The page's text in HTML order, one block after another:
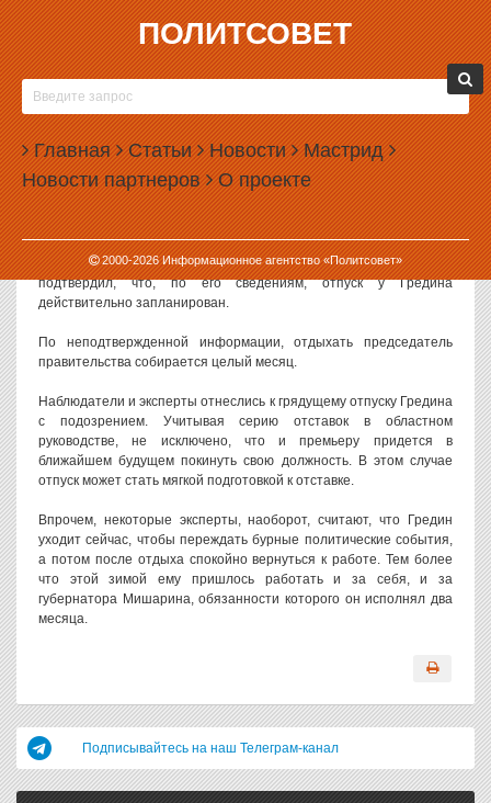
ПОЛИТСОВЕТ
Главная Статьи Новости Мастрид
Новости партнеров О проекте
2000-2026Информационное агентство «Политсовет»
13.03.2012, 18:14
АНАТОЛИЙ ГРЕДИН УХОДИТ В
ПОДОЗРИТЕЛЬНЫЙ ОТПУСК
Областной премьер Анатолий Гредин на следующей неделе
уйдет в длительный отпуск. Некоторые наблюдатели полагают,
что из отпуска он может уже не вернуться.
Официальной информации об отпуске Гредина пока нет, однако
замглавы администрации губернатора Андрей Кузнецов
подтвердил, что, по его сведениям, отпуск у Гредина
действительно запланирован.
По неподтвержденной информации, отдыхать председатель
правительства собирается целый месяц.
Наблюдатели и эксперты отнеслись к грядущему отпуску Гредина
с подозрением. Учитывая серию отставок в областном
руководстве, не исключено, что и премьеру придется в
ближайшем будущем покинуть свою должность. В этом случае
отпуск может стать мягкой подготовкой к отставке.
Впрочем, некоторые эксперты, наоборот, считают, что Гредин
уходит сейчас, чтобы переждать бурные политические события,
а потом после отдыха спокойно вернуться к работе. Тем более
что этой зимой ему пришлось работать и за себя, и за
губернатора Мишарина, обязанности которого он исполнял два
месяца.
Подписывайтесь на наш Телеграм-канал